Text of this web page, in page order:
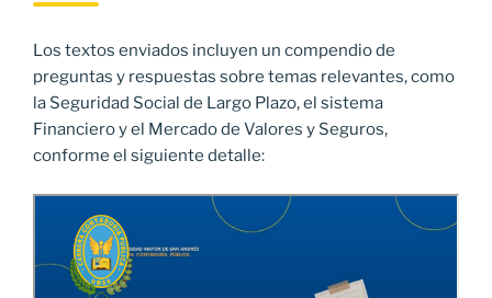
Los textos enviados incluyen un compendio de
preguntas y respuestas sobre temas relevantes, como
la Seguridad Social de Largo Plazo, el sistema
Financiero y el Mercado de Valores y Seguros,
conforme el siguiente detalle: